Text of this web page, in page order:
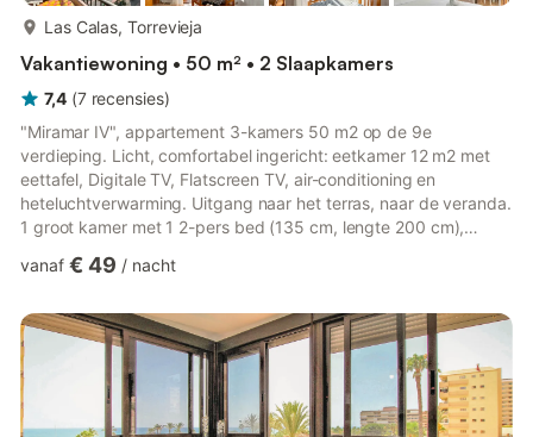
Las Calas, Torrevieja
Vakantiewoning • 50 m² • 2 Slaapkamers
7,4 (7 recensies)
"Miramar IV", appartement 3-kamers 50 m2 op de 9e
verdieping. Licht, comfortabel ingericht: eetkamer 12 m2 met
eettafel, Digitale TV, Flatscreen TV, air-conditioning en
heteluchtverwarming. Uitgang naar het terras, naar de veranda.
1 groot kamer met 1 2-pers bed (135 cm, lengte 200 cm),
met 1 x 2 stapelbedden (90 cm, lengte 200 cm), elektrische
waterkoker, magnetron, elektrische koffiemachine) met boiler
(50 liter). Douche/WC. Air-conditioning. Groot terras 14 m2.
Terra...
vanaf € 49 / nacht